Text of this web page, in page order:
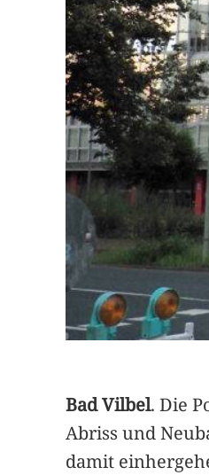
Bad Vilbel. Die
Abriss und
damit